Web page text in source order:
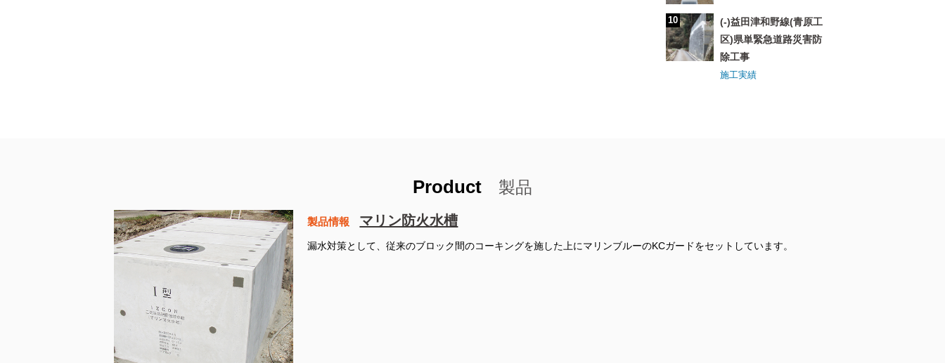
(-)益田津和野線(青原工
区)県単緊急道路災害防
除工事
施工実績
Product 製品
製品情報 マリン防火水槽
漏水対策として、従来のブロック間のコーキングを施した上にマリンブルーのKCガードをセットしています。